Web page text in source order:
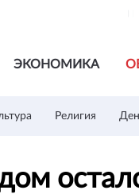
ЭКОНОМИКА
Религия